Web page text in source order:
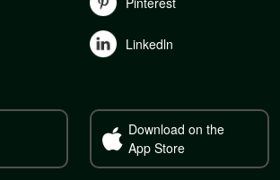
Linkedln
Download on the
App Store